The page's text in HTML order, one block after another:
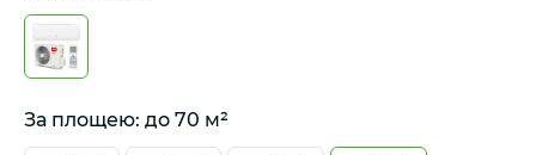
За площею: до 70 м²